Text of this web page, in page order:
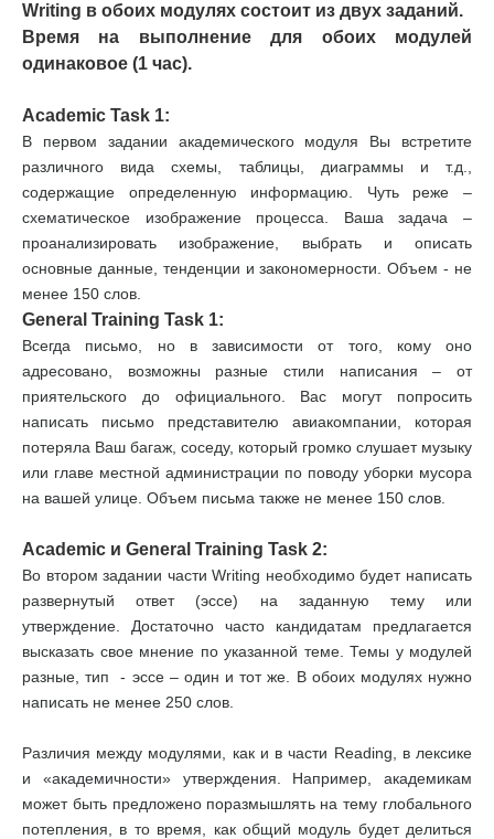
Writing в обоих модулях состоит из двух заданий.
Время на выполнение для обоих модулей
одинаковое (1 час).
Academic Task 1:
В первом задании академического модуля Вы встретите
различного вида схемы, таблицы, диаграммы и т.д.,
содержащие определенную информацию. Чуть реже –
схематическое изображение процесса. Ваша задача –
проанализировать изображение, выбрать и описать
основные данные, тенденции и закономерности. Объем - не
менее 150 слов.
General Training Task 1:
Всегда письмо, но в зависимости от того, кому оно
адресовано, возможны разные стили написания – от
приятельского до официального. Вас могут попросить
написать письмо представителю авиакомпании, которая
потеряла Ваш багаж, соседу, который громко слушает музыку
или главе местной администрации по поводу уборки мусора
на вашей улице. Объем письма также не менее 150 слов.
Academic и General Training Task 2:
Во втором задании части Writing необходимо будет написать
развернутый ответ (эссе) на заданную тему или
утверждение. Достаточно часто кандидатам предлагается
высказать свое мнение по указанной теме. Темы у модулей
разные, тип - эссе – один и тот же. В обоих модулях нужно
написать не менее 250 слов.
Различия между модулями, как и в части Reading, в лексике
и «академичности» утверждения. Например, академикам
может быть предложено поразмышлять на тему глобального
потепления, в то время, как общий модуль будет делиться